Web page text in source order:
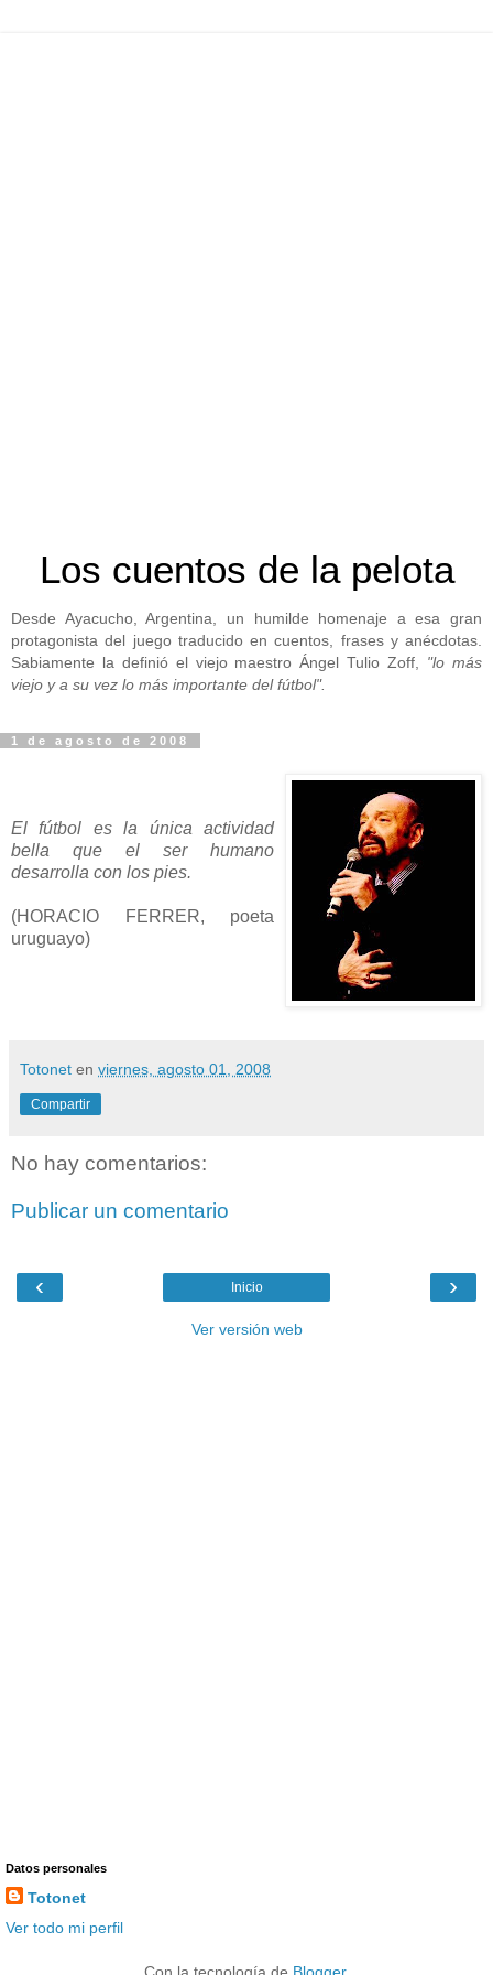
Los cuentos de la pelota
Desde Ayacucho, Argentina, un humilde homenaje a esa gran
protagonista del juego traducido en cuentos, frases y anécdotas.
Sabiamente la definió el viejo maestro Ángel Tulio Zoff, "lo más
viejo y a su vez lo más importante del fútbol".
1 de agosto de 2008
El fútbol es la única actividad
bella que el ser humano
desarrolla con los pies.
(HORACIO FERRER, poeta
uruguayo)
Totonet en viernes, agosto 01, 2008
Compartir
No hay comentarios:
Publicar un comentario
‹ ›
Inicio
Ver versión web
Datos personales
Totonet
Ver todo mi perfil
Con la tecnología de Blogger.